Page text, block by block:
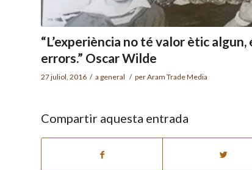
“L’experiència no té valor ètic
errors.” Oscar Wilde
27 juliol, 2016 / a general / perAram Trade Media
Compartir aquesta entrada